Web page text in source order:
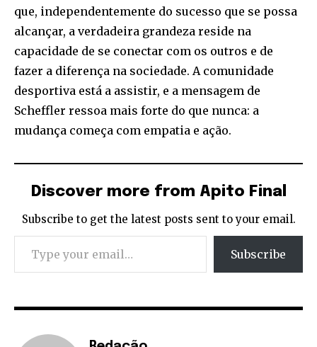
que, independentemente do sucesso que se possa
alcançar, a verdadeira grandeza reside na
capacidade de se conectar com os outros e de
fazer a diferença na sociedade. A comunidade
desportiva está a assistir, e a mensagem de
Scheffler ressoa mais forte do que nunca: a
mudança começa com empatia e ação.
Discover more from Apito Final
Subscribe to get the latest posts sent to your email.
Type your email…
Subscribe